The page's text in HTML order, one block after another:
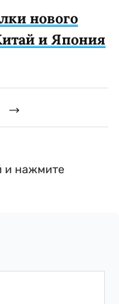
нового
и Япония
и нажмите